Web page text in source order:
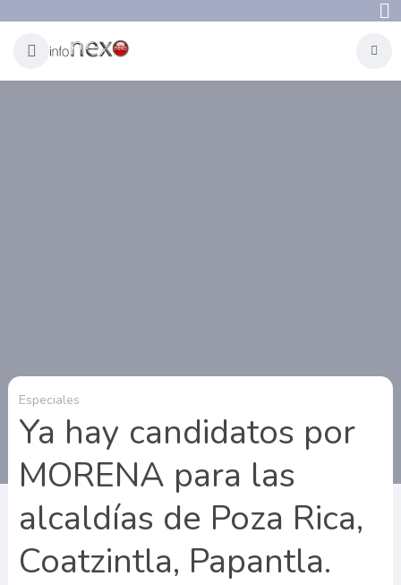
Especiales
Ya hay candidatos por
MORENA para las
alcaldías de Poza Rica,
Coatzintla, Papantla.